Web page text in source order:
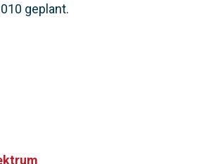
geplant.